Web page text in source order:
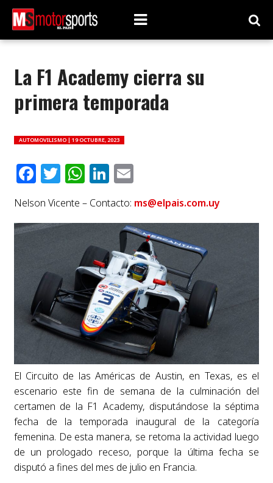
La F1 Academy cierra su
primera temporada
AUTOMOVILISMO | 19 OCTUBRE, 2023
Facebook
Twitter
WhatsApp
LinkedIn
Email
Nelson Vicente – Contacto: ms@elpais.com.uy
El Circuito de las Américas de Austin, en Texas, es el
escenario este fin de semana de la culminación del
certamen de la F1 Academy, disputándose la séptima
fecha de la temporada inaugural de la categoría
femenina. De esta manera, se retoma la actividad luego
de un prologado receso, porque la última fecha se
disputó a fines del mes de julio en Francia.